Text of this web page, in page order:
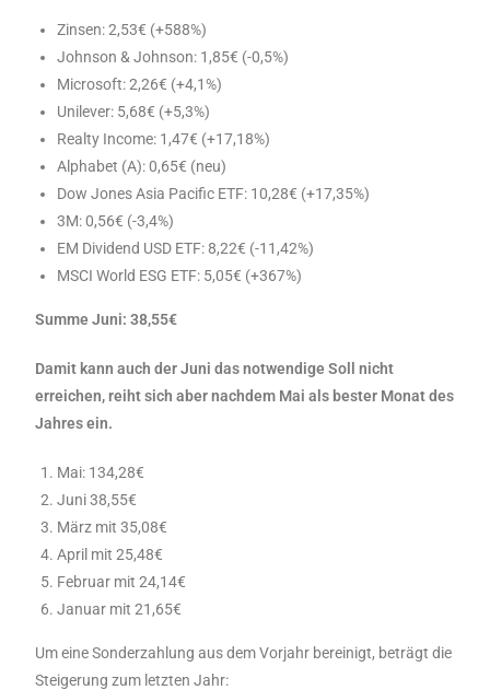
Zinsen: 2,53€ (+588%)
Johnson & Johnson: 1,85€ (-0,5%)
Microsoft: 2,26€ (+4,1%)
Unilever: 5,68€ (+5,3%)
Realty Income: 1,47€ (+17,18%)
Alphabet (A): 0,65€ (neu)
Dow Jones Asia Pacific ETF: 10,28€ (+17,35%)
3M: 0,56€ (-3,4%)
EM Dividend USD ETF: 8,22€ (-11,42%)
MSCI World ESG ETF: 5,05€ (+367%)
Summe Juni: 38,55€
Damit kann auch der Juni das notwendige Soll nicht
erreichen, reiht sich aber nachdem Mai als bester Monat des
Jahres ein.
Mai: 134,28€
Juni 38,55€
März mit 35,08€
April mit 25,48€
Februar mit 24,14€
Januar mit 21,65€
Um eine Sonderzahlung aus dem Vorjahr bereinigt, beträgt die
Steigerung zum letzten Jahr: